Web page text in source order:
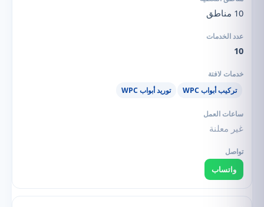
10 مناطق
10
تركيب أبواب WPC توريد أبواب WPC
غير معلنة
واتساب